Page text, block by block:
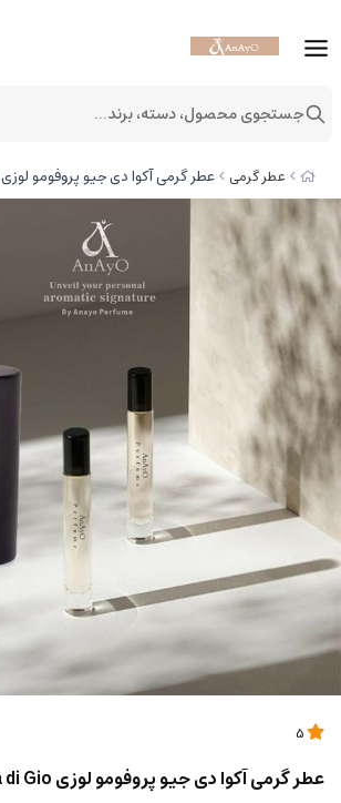
عطر گرمی عطر گرمی آکوا دی جیو پروفومو لوزی Acqua di Gio
عطر گرمی آکوا دی جیو پروفومو لوزی Acqua di Gio
جستجوی محصول، دسته، برند...